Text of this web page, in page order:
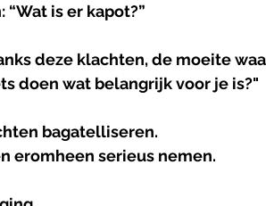
is er kapot?”
doen wat belangrijk voor je is?"
bagatelliseren.
eromheen serieus nemen.